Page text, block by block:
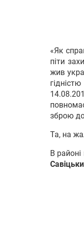
«Як
піти
жив
зброю
Та, на
В